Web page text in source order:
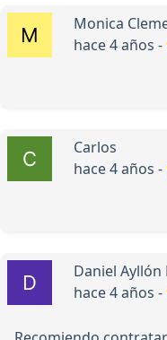
Monica
hace 4 años -
Carlos
hace 4 años -
Daniel Ayllón
hace 4 años -